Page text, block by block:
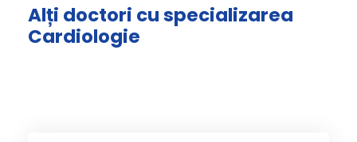
Alți doctori cu specializarea
Cardiologie